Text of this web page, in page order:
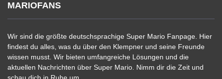
MARIOFANS
Wir sind die größte deutschsprachige Super Mario Fanpage. Hier
findest du alles, was du über den Klempner und seine Freunde
wissen musst. Wir bieten umfangreiche Lösungen und die
aktuellen Nachrichten über Super Mario. Nimm dir die Zeit und